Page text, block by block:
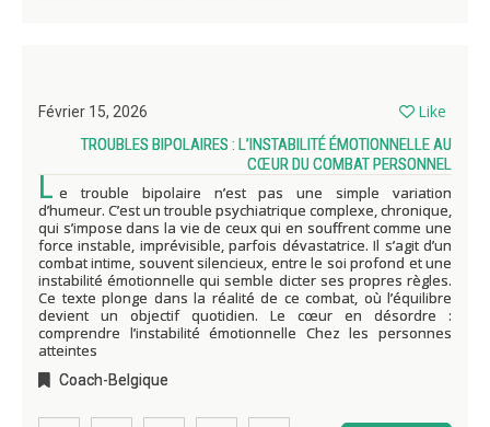
Février 15, 2026 Like
TROUBLES BIPOLAIRES : L’INSTABILITÉ ÉMOTIONNELLE AU
CŒUR DU COMBAT PERSONNEL
L e trouble bipolaire n’est pas une simple variation
d’humeur. C’est un trouble psychiatrique complexe, chronique,
qui s’impose dans la vie de ceux qui en souffrent comme une
force instable, imprévisible, parfois dévastatrice. Il s’agit d’un
combat intime, souvent silencieux, entre le soi profond et une
instabilité émotionnelle qui semble dicter ses propres règles.
Ce texte plonge dans la réalité de ce combat, où l’équilibre
devient un objectif quotidien. Le cœur en désordre :
comprendre l’instabilité émotionnelle Chez les personnes
atteintes
Coach-Belgique